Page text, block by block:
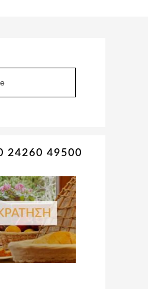
24260 49500